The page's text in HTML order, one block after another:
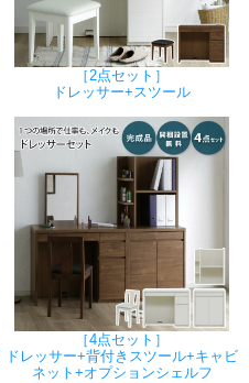
［2点セット］
ドレッサー+スツール
［4点セット］
ドレッサー+背付きスツール+キャビ
ネット+オプションシェルフ